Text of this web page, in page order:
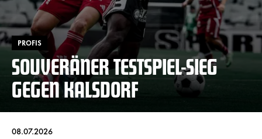
PROFIS
SOUVERÄNER TESTSPIEL-SIEG
GEGEN KALSDORF
08.07.2026